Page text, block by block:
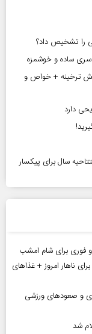
را تشخیص داد؟
ساده و خوشمزه
آش ترخینه + خواص و
دارد
و ساده برای ناهار امروز + غذاهای
و صعودهای ورزشی
شد